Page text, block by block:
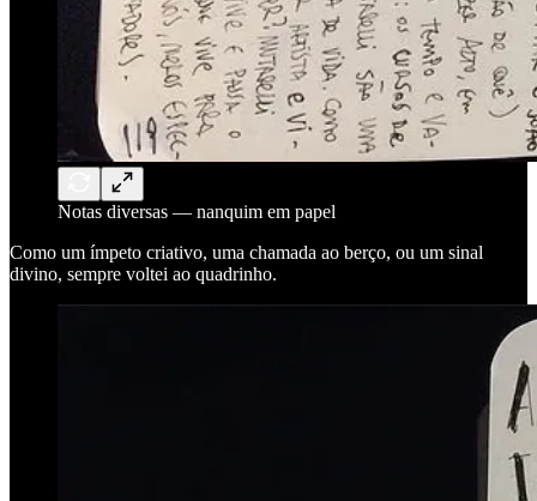
Notas diversas — nanquim em papel
Como um ímpeto criativo, uma chamada ao berço, ou um sinal
divino, sempre voltei ao quadrinho.